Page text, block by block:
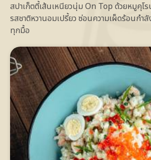
สปาเก็ตตี้เส้นเหนียวนุ่ม On Top ด้วยหมูคุโ
รสชาติหวานอมเปรี้ยว ซ่อนความเผ็ดร้อนกำ
ทุกมื้อ